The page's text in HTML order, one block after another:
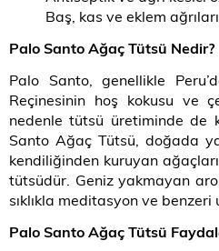
Baş, kas ve eklem
Palo Santo Ağaç Tütsü Nedir?
Palo Santo, genellikle
Reçinesinin hoş kokusu ve
nedenle tütsü üretiminde de
Santo Ağaç Tütsü, doğada
kendiliğinden kuruyan
tütsüdür. Geniz yakmayan
sıklıkla meditasyon ve benzeri
Palo Santo Ağaç Tütsü